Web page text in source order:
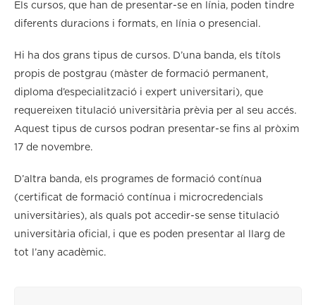
Els cursos, que han de presentar-se en línia, poden tindre
diferents duracions i formats, en línia o presencial.
Hi ha dos grans tipus de cursos. D’una banda, els títols
propis de postgrau (màster de formació permanent,
diploma d’especialització i expert universitari), que
requereixen titulació universitària prèvia per al seu accés.
Aquest tipus de cursos podran presentar-se fins al pròxim
17 de novembre.
D’altra banda, els programes de formació contínua
(certificat de formació contínua i microcredencials
universitàries), als quals pot accedir-se sense titulació
universitària oficial, i que es poden presentar al llarg de
tot l’any acadèmic.